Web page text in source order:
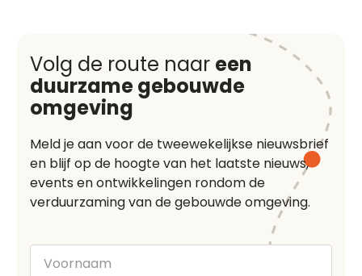
Volg de route naar een
duurzame gebouwde
omgeving
Meld je aan voor de tweewekelijkse nieuwsbrief
en blijf op de hoogte van het laatste nieuws,
events en ontwikkelingen rondom de
verduurzaming van de gebouwde omgeving.
Voornaam